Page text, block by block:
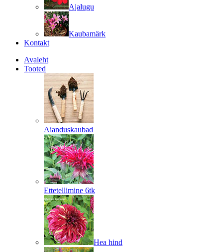
Ajalugu
Kaubamärk
Kontakt
Avaleht
Tooted
Aianduskaubad
Ettetellimine 6tk
Hea hind